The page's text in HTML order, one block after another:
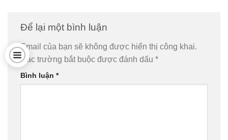
Để lại một bình luận
Email của bạn sẽ không được hiển thị công khai.
Các trường bắt buộc được đánh dấu *
Bình luận *